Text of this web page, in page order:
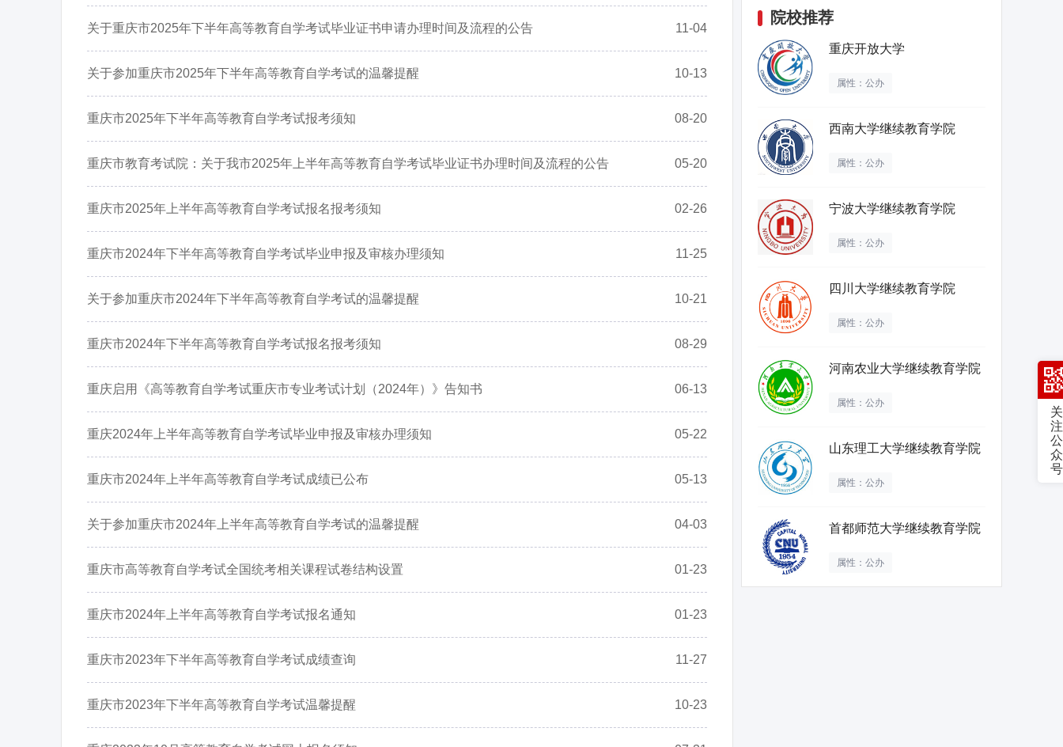
11-04
关于重庆市2025年下半年高等教育自学考试毕业证书申请办理时间及流程的公告
10-13
关于参加重庆市2025年下半年高等教育自学考试的温馨提醒
08-20
重庆市2025年下半年高等教育自学考试报考须知
05-20
重庆市教育考试院：关于我市2025年上半年高等教育自学考试毕业证书办理时间及流程的公告
02-26
重庆市2025年上半年高等教育自学考试报名报考须知
11-25
重庆市2024年下半年高等教育自学考试毕业申报及审核办理须知
10-21
关于参加重庆市2024年下半年高等教育自学考试的温馨提醒
08-29
重庆市2024年下半年高等教育自学考试报名报考须知
06-13
重庆启用《高等教育自学考试重庆市专业考试计划（2024年）》告知书
05-22
重庆2024年上半年高等教育自学考试毕业申报及审核办理须知
05-13
重庆市2024年上半年高等教育自学考试成绩已公布
04-03
关于参加重庆市2024年上半年高等教育自学考试的温馨提醒
01-23
重庆市高等教育自学考试全国统考相关课程试卷结构设置
01-23
重庆市2024年上半年高等教育自学考试报名通知
11-27
重庆市2023年下半年高等教育自学考试成绩查询
10-23
重庆市2023年下半年高等教育自学考试温馨提醒
院校推荐
重庆开放大学
属性：公办
西南大学继续教育学院
属性：公办
宁波大学继续教育学院
属性：公办
四川大学继续教育学院
属性：公办
河南农业大学继续教育学院
属性：公办
山东理工大学继续教育学院
属性：公办
首都师范大学继续教育学院
属性：公办
关
注
公
众
号